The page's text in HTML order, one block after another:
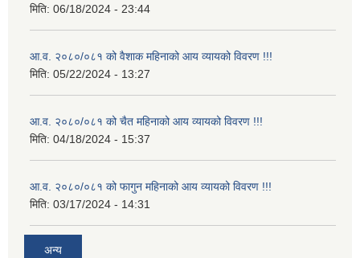
मिति: 06/18/2024 - 23:44
आ.व. २०८०/०८१ को वैशाक महिनाको आय व्यायको विवरण !!!
मिति: 05/22/2024 - 13:27
आ.व. २०८०/०८१ को चैत महिनाको आय व्यायको विवरण !!!
मिति: 04/18/2024 - 15:37
आ.व. २०८०/०८१ को फागुन महिनाको आय व्यायको विवरण !!!
मिति: 03/17/2024 - 14:31
अन्य